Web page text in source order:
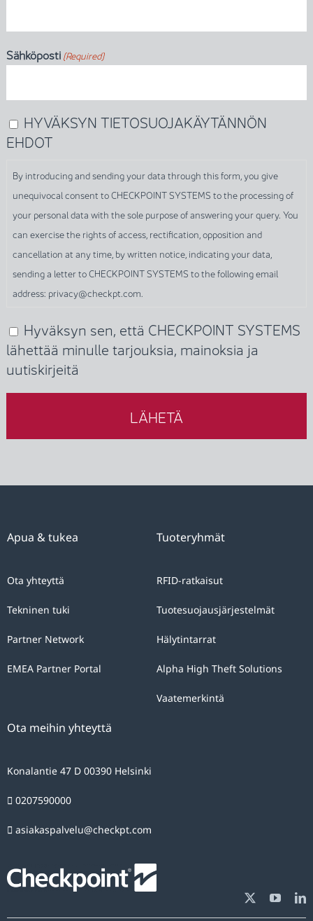
Sähköposti(Required)
By
introducing
sending
your
data
through
this
form,
you
unequivocal
consent
to
CHECKPOINT
personal
the
sole
answering
You
exercise
rights
of
rectification,
opposition
HYVÄKSYN TIETOSUOJAKÄYTÄNNÖN
EHDOT
By introducing and sending your data through this form, you give
unequivocal consent to CHECKPOINT SYSTEMS to the processing of
your personal data with the sole purpose of answering your query. You
can exercise the rights of access, rectification, opposition and
cancellation at any time, by written notice, indicating your data,
sending a letter to CHECKPOINT SYSTEMS to the following email
address: privacy@checkpt.com.
(Required)
Hyväksyn sen, että CHECKPOINT SYSTEMS
lähettää minulle tarjouksia, mainoksia ja
uutiskirjeitä
Tuoteryhmät
RFID-ratkaisut
Tuotesuojausjärjestelmät
Hälytintarrat
Alpha High Theft Solutions
Vaatemerkintä
Apua & tukea
Ota yhteyttä
Tekninen tuki
Partner Network
EMEA Partner Portal
Ota meihin yhteyttä
Konalantie 47 D 00390 Helsinki
0207590000
asiakaspalvelu@checkpt.com